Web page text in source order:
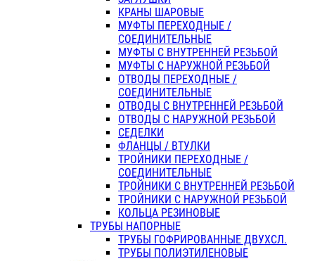
КРАНЫ ШАРОВЫЕ
МУФТЫ ПЕРЕХОДНЫЕ /
СОЕДИНИТЕЛЬНЫЕ
МУФТЫ С ВНУТРЕННЕЙ РЕЗЬБОЙ
МУФТЫ С НАРУЖНОЙ РЕЗЬБОЙ
ОТВОДЫ ПЕРЕХОДНЫЕ /
СОЕДИНИТЕЛЬНЫЕ
ОТВОДЫ С ВНУТРЕННЕЙ РЕЗЬБОЙ
ОТВОДЫ С НАРУЖНОЙ РЕЗЬБОЙ
СЕДЕЛКИ
ФЛАНЦЫ / ВТУЛКИ
ТРОЙНИКИ ПЕРЕХОДНЫЕ /
СОЕДИНИТЕЛЬНЫЕ
ТРОЙНИКИ С ВНУТРЕННЕЙ РЕЗЬБОЙ
ТРОЙНИКИ С НАРУЖНОЙ РЕЗЬБОЙ
КОЛЬЦА РЕЗИНОВЫЕ
ТРУБЫ НАПОРНЫЕ
ТРУБЫ ГОФРИРОВАННЫЕ ДВУХСЛ.
ТРУБЫ ПОЛИЭТИЛЕНОВЫЕ